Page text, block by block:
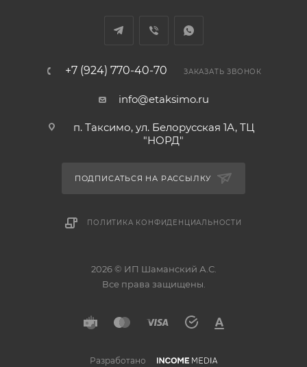
+7 (924) 770-40-70 ЗАКАЗАТЬ ЗВОНОК
info@etaksimo.ru
п. Таксимо, ул. Белорусская 1А, ТЦ
"НОРД"
ПОДПИСАТЬСЯ НА РАССЫЛКУ
ПОЛИТИКА КОНФИДЕНЦИАЛЬНОСТИ
2026 © ИП Шаманский А.С.
Все права защищены.
Разработано